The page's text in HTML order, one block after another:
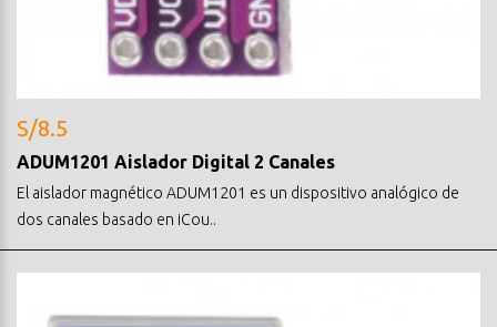
S/8.5
ADUM1201 Aislador Digital 2 Canales
El aislador magnético ADUM1201 es un dispositivo analógico de
dos canales basado en iCou..